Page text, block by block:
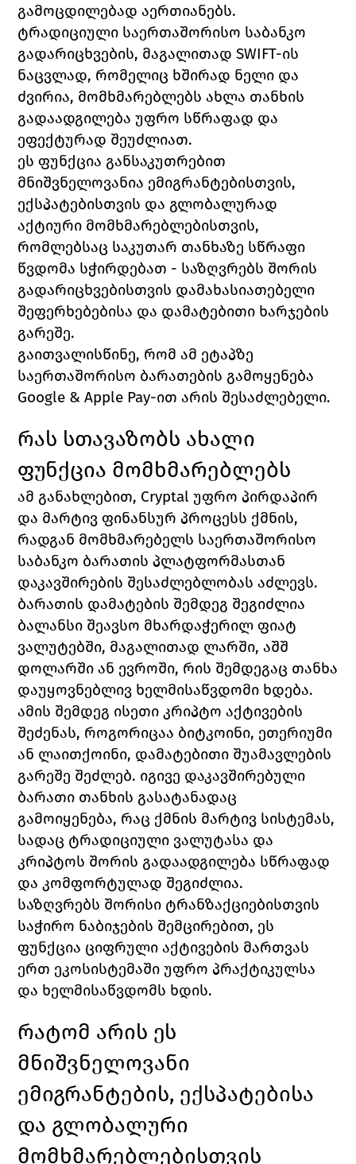
გამოცდილებად აერთიანებს.
ტრადიციული საერთაშორისო საბანკო
გადარიცხვების, მაგალითად SWIFT-ის
ნაცვლად, რომელიც ხშირად ნელი და
ძვირია, მომხმარებლებს ახლა თანხის
გადაადგილება უფრო სწრაფად და
ეფექტურად შეუძლიათ.
ეს ფუნქცია განსაკუთრებით
მნიშვნელოვანია ემიგრანტებისთვის,
ექსპატებისთვის და გლობალურად
აქტიური მომხმარებლებისთვის,
რომლებსაც საკუთარ თანხაზე სწრაფი
წვდომა სჭირდებათ - საზღვრებს შორის
გადარიცხვებისთვის დამახასიათებელი
შეფერხებებისა და დამატებითი ხარჯების
გარეშე.
გაითვალისწინე, რომ ამ ეტაპზე
საერთაშორისო ბარათების გამოყენება
Google & Apple Pay-ით არის შესაძლებელი.
რას სთავაზობს ახალი
ფუნქცია მომხმარებლებს
ამ განახლებით, Cryptal უფრო პირდაპირ
და მარტივ ფინანსურ პროცესს ქმნის,
რადგან მომხმარებელს საერთაშორისო
საბანკო ბარათის პლატფორმასთან
დაკავშირების შესაძლებლობას აძლევს.
ბარათის დამატების შემდეგ შეგიძლია
ბალანსი შეავსო მხარდაჭერილ ფიატ
ვალუტებში, მაგალითად ლარში, აშშ
დოლარში ან ევროში, რის შემდეგაც თანხა
დაუყოვნებლივ ხელმისაწვდომი ხდება.
ამის შემდეგ ისეთი კრიპტო აქტივების
შეძენას, როგორიცაა ბიტკოინი, ეთერიუმი
ან ლაითქოინი, დამატებითი შუამავლების
გარეშე შეძლებ. იგივე დაკავშირებული
ბარათი თანხის გასატანადაც
გამოიყენება, რაც ქმნის მარტივ სისტემას,
სადაც ტრადიციული ვალუტასა და
კრიპტოს შორის გადაადგილება სწრაფად
და კომფორტულად შეგიძლია.
საზღვრებს შორისი ტრანზაქციებისთვის
საჭირო ნაბიჯების შემცირებით, ეს
ფუნქცია ციფრული აქტივების მართვას
ერთ ეკოსისტემაში უფრო პრაქტიკულსა
და ხელმისაწვდომს ხდის.
რატომ არის ეს
ემიგრანტების, ექსპატებისა
და გლობალური
მომხმარებლებისთვის